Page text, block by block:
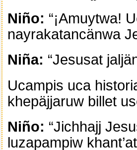
Niño: “¡Amuytwa!
nayrakatancänwa
Niña: “Jesusat
Ucampis uca
khepäjjaruw billet
Niño: “Jichhajj
luzapampiw